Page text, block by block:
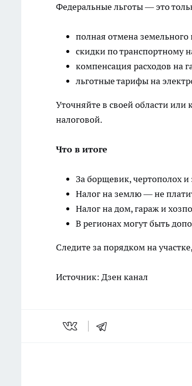
Федеральные льготы — это
полная отмена
скидки по транспортному
компенсация расходов на
льготные тарифы на
Уточняйте в своей области
налоговой.
Что в итоге
За борщевик, чертополох
Налог на землю — не
Налог на дом, гараж и
В регионах могут быть
Следите за порядком на
Источник: Дзен канал